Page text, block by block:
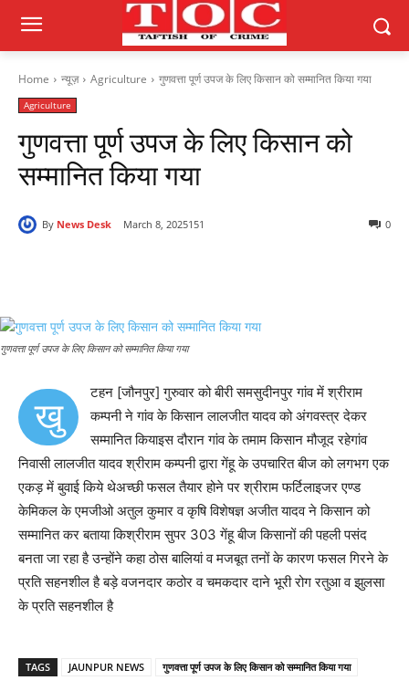
Home न्यूज़ Agriculture गुणवत्ता पूर्ण उपज के लिए किसान को सम्मानित किया गया
Agriculture
गुणवत्ता पूर्ण उपज के लिए किसान को
सम्मानित किया गया
By News Desk March 8, 2025 0
151
गुणवत्ता पूर्ण उपज के लिए किसान को सम्मानित किया गया
खु
टहन [जौनपुर] गुरुवार को बीरी समसुदीनपुर गांव में श्रीराम
कम्पनी ने गांव के किसान लालजीत यादव को अंगवस्त्र देकर
सम्मानित कियाइस दौरान गांव के तमाम किसान मौजूद रहेगांव
निवासी लालजीत यादव श्रीराम कम्पनी द्वारा गेंहू के उपचारित बीज को लगभग एक
एकड़ में बुवाई किये थेअच्छी फसल तैयार होने पर श्रीराम फर्टिलाइजर एण्ड
केमिकल के एमजीओ अतुल कुमार व कृषि विशेषज्ञ अजीत यादव ने किसान को
सम्मानित कर बताया किश्रीराम सुपर 303 गेंहू बीज किसानों की पहली पसंद
बनता जा रहा है उन्होंने कहा ठोस बालियां व मजबूत तनों के कारण फसल गिरने के
प्रति सहनशील है बड़े वजनदार कठोर व चमकदार दाने भूरी रोग रतुआ व झुलसा
के प्रति सहनशील है
TAGS JAUNPUR NEWS गुणवत्ता पूर्ण उपज के लिए किसान को सम्मानित किया गया